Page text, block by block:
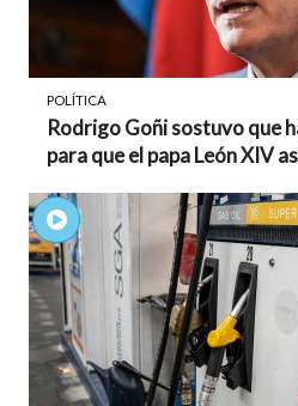
POLÍTICA
Rodrigo Goñi sostuvo que
para que el papa León XIV